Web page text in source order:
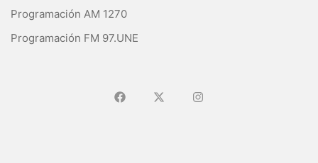
Programación AM 1270
Programación FM 97.UNE
Ir a FacebookIr a X (Ex-Twitter)
Ir a